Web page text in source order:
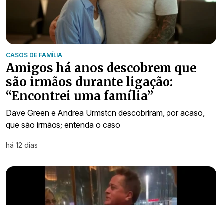
CASOS DE FAMÍLIA
Amigos há anos descobrem que
são irmãos durante ligação:
“Encontrei uma família”
Dave Green e Andrea Urmston descobriram, por acaso,
que são irmãos; entenda o caso
há 12 dias